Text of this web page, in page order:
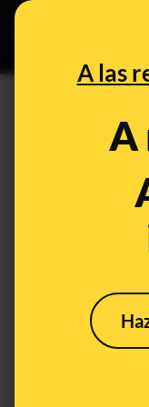
A las
A
tumores
¿Qué
trabajo